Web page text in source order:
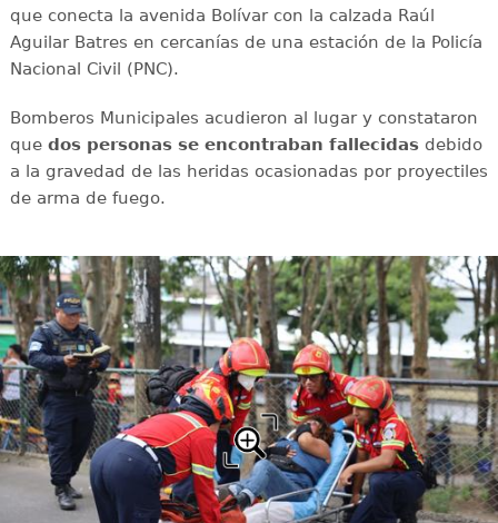
que conecta la avenida Bolívar con la calzada Raúl
Aguilar Batres en cercanías de una estación de la Policía
Nacional Civil (PNC).
Bomberos Municipales acudieron al lugar y constataron
que dos personas se encontraban fallecidasdebido
a la gravedad de las heridas ocasionadas por proyectiles
de arma de fuego.